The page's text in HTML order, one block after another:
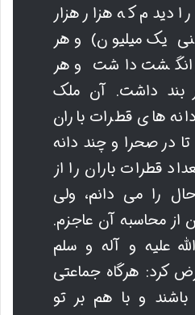
دیدم که هزار هزار
یک میلیون) و هر
انگشت داشت و هر
بند داشت. آن ملک
های قطرات باران
در صحرا و چند دانه
قطرات باران را از
را می دانم، ولی
محاسبه آن عاجزم.
علیه و آله و سلم
کرد: هرگاه جماعتی
و با هم بر تو